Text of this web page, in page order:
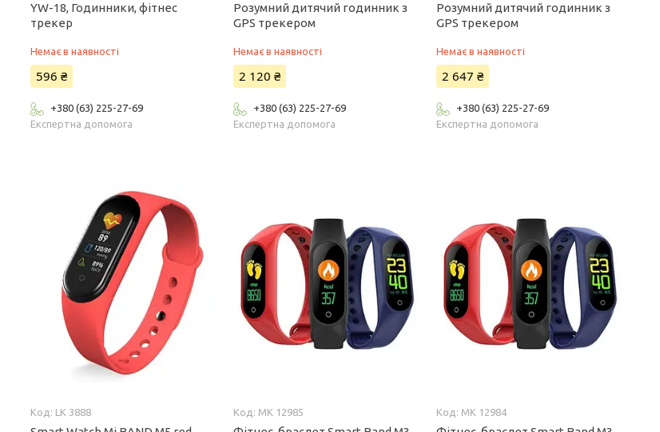
YW-18, Годинники, фітнес
трекер
Немає в наявності
596 ₴
+380 (63) 225-27-69
Експертна допомога
Розумний дитячий годинник з
GPS трекером
Немає в наявності
2 120 ₴
+380 (63) 225-27-69
Експертна допомога
Розумний дитячий годинник з
GPS трекером
Немає в наявності
2 647 ₴
+380 (63) 225-27-69
Експертна допомога
LK 3888 MK 12985 MK 12984